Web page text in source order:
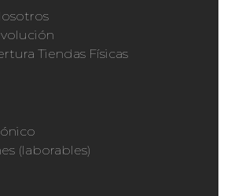
Tiendas Físicas
(laborables)